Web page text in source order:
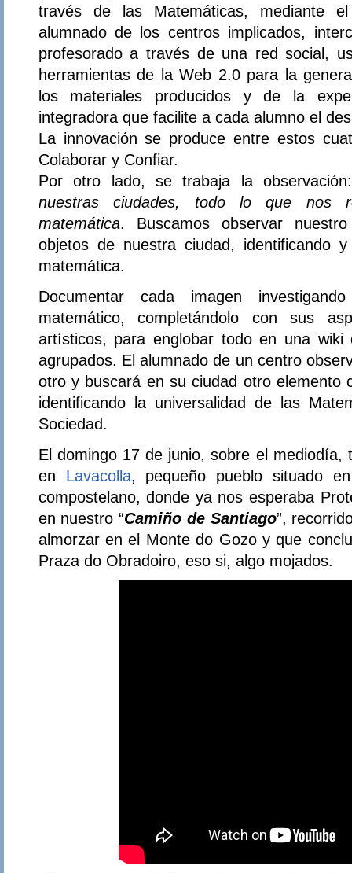
través de las Matemáticas, mediante
alumnado de los centros implicados,
profesorado a través de una red social,
herramientas de la Web 2.0 para la
los materiales producidos y de la
integradora que facilite a cada alumno el
La innovación se produce entre estos
Colaborar y Confiar.
Por otro lado, se trabaja la
nuestras ciudades, todo lo que nos
matemática. Buscamos observar
objetos de nuestra ciudad, identificando
matemática.
Documentar cada imagen
matemático, completándolo con sus
artísticos, para englobar todo en una wiki
agrupados. El alumnado de un centro
otro y buscará en su ciudad otro elemento
identificando la universalidad de las
Sociedad.
El domingo 17 de junio, sobre el mediodía,
en Lavacolla, pequeño pueblo situado
compostelano, donde ya nos esperaba
en nuestro “Camiño de Santiago”,
almorzar en el Monte do Gozo y que
Praza do Obradoiro, eso si, algo mojados.